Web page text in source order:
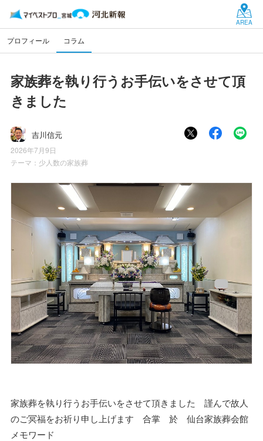
AREA
プロフィール コラム
家族葬を執り行うお手伝いをさせて頂
きました
吉川信元
2026年7月9日
テーマ： 少人数の家族葬
家族葬を執り行うお手伝いをさせて頂きました 謹んで故人
のご冥福をお祈り申し上げます 合掌 於 仙台家族葬会館
メモワード